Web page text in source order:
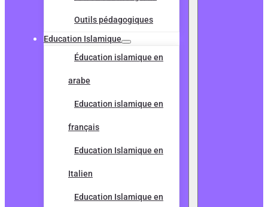
Outils pédagogiques
Education Islamique
Éducation islamique en
arabe
Education islamique en
français
Education Islamique en
Italien
Education Islamique en